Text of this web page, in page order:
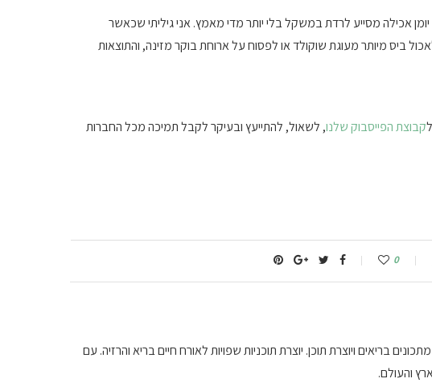
אכילה מסייע לרדת במשקל בלי יותר מדי מאמץ. אני גיליתי שכאשר
ביס מיותר מעוגת שוקולד או לפסוח על ארוחת בוקר מזינה, והתוצאות
קבוצת הפייסבוק שלנו, לשאול, להתייעץ ובעיקר לקבל תמיכה מכל החברות
0
בריאים ויוצרת תוכן. יוצרת תוכניות שפויות לאורח חיים בריא והרזיה. עם
והעולם.